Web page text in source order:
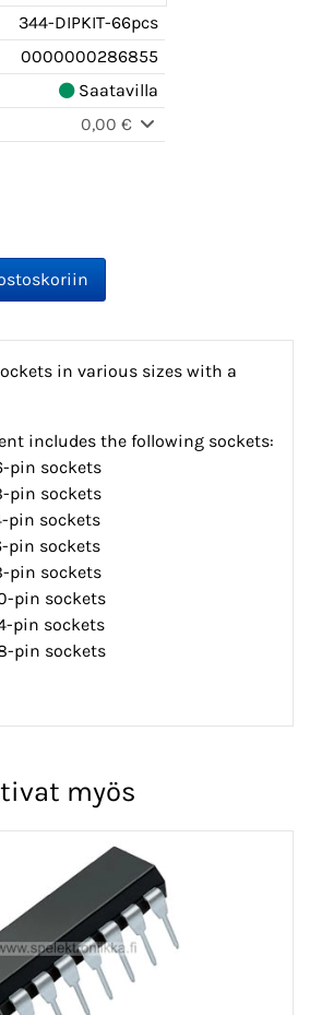
344-DIPKIT-66pcs
0000000286855
Saatavilla
0,00 €
in various sizes with a
includes the following sockets:
pin sockets
pin sockets
pin sockets
pin sockets
pin sockets
pin sockets
pin sockets
pin sockets
myös